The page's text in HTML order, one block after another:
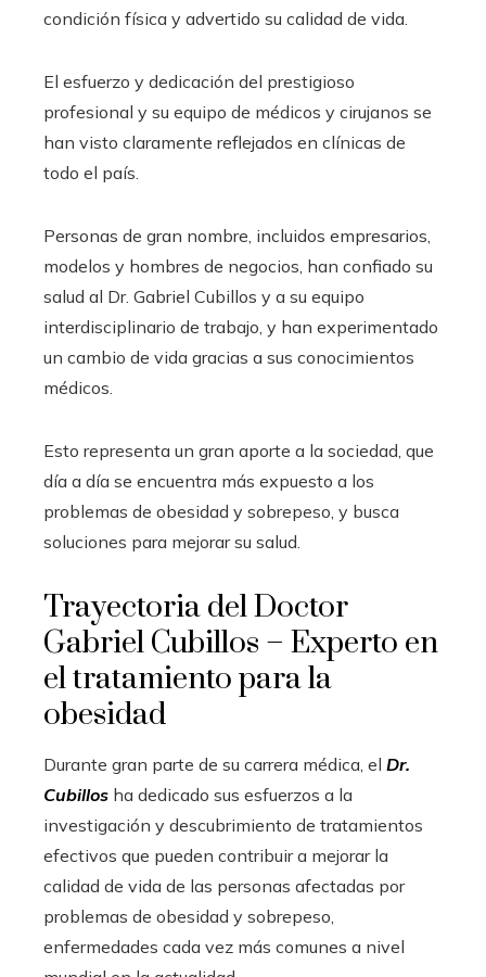
condición física y advertido su calidad de vida.
El esfuerzo y dedicación del prestigioso
profesional y su equipo de médicos y cirujanos se
han visto claramente reflejados en clínicas de
todo el país.
Personas de gran nombre, incluidos empresarios,
modelos y hombres de negocios, han confiado su
salud al Dr. Gabriel Cubillos y a su equipo
interdisciplinario de trabajo, y han experimentado
un cambio de vida gracias a sus conocimientos
médicos.
Esto representa un gran aporte a la sociedad, que
día a día se encuentra más expuesto a los
problemas de obesidad y sobrepeso, y busca
soluciones para mejorar su salud.
Trayectoria del Doctor
Gabriel Cubillos – Experto en
el tratamiento para la
obesidad
Durante gran parte de su carrera médica, el Dr.
Cubillos ha dedicado sus esfuerzos a la
investigación y descubrimiento de tratamientos
efectivos que pueden contribuir a mejorar la
calidad de vida de las personas afectadas por
problemas de obesidad y sobrepeso,
enfermedades cada vez más comunes a nivel